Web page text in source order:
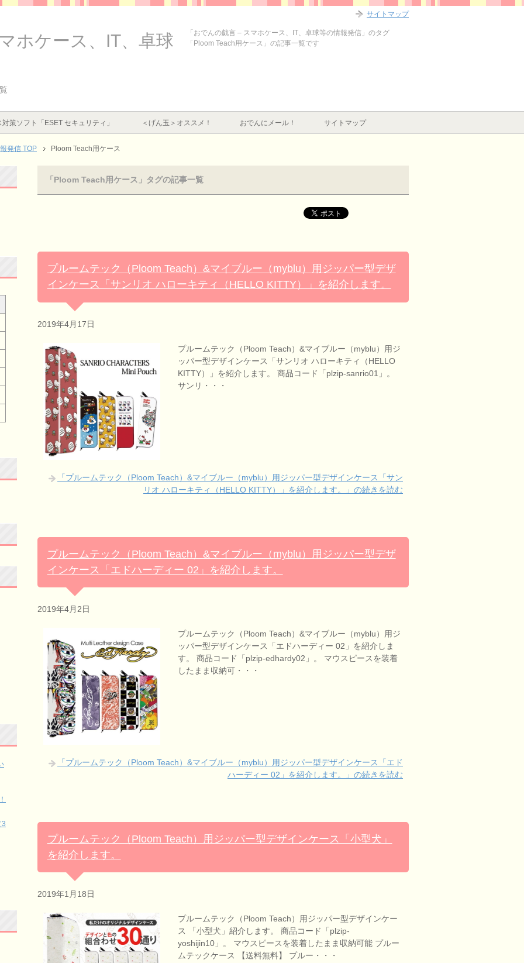
ホケース、IT、卓球
「おでんの戯言 – スマホケース、IT、卓球等の情報発信」のタグ
「Ploom Teach用ケース」の記事一覧です
策ソフト「ESET セキュリティ」 ＜げん玉＞オススメ！ おでんにメール！ サイトマップ
発信 TOP Ploom Teach用ケース
「Ploom Teach用ケース」タグの記事一覧
プルームテック（Ploom Teach）&マイブルー（myblu）用ジッパー型デザ
インケース「サンリオ ハローキティ（HELLO KITTY）」を紹介します。
2019年4月17日
プルームテック（Ploom Teach）&マイブルー（myblu）用ジ
ッパー型デザインケース「サンリオ ハローキティ（HELLO
KITTY）」を紹介します。 商品コード「plzip-sanrio01」。
サンリ・・・
「プルームテック（Ploom Teach）&マイブルー（myblu）用ジッパー型デザインケース「サン
リオ ハローキティ（HELLO KITTY）」を紹介します。」の続きを読む
プルームテック（Ploom Teach）&マイブルー（myblu）用ジッパー型デザ
インケース「エドハーディー 02」を紹介します。
2019年4月2日
プルームテック（Ploom Teach）&マイブルー（myblu）用ジ
ッパー型デザインケース「エドハーディー 02」を紹介しま
す。 商品コード「plzip-edhardy02」。 マウスピースを装着
したまま収納可・・・
「プルームテック（Ploom Teach）&マイブルー（myblu）用ジッパー型デザインケース「エド
ハーディー 02」を紹介します。」の続きを読む
プルームテック（Ploom Teach）用ジッパー型デザインケース「小型犬」
を紹介します。
2019年1月18日
プルームテック（Ploom Teach）用ジッパー型デザインケー
ス 「小型犬」紹介します。 商品コード「plzip-
yoshijin10」。 マウスピースを装着したまま収納可能 プルー
ムテックケース 【送料無料】 プルー・・・
3
サイトマップ